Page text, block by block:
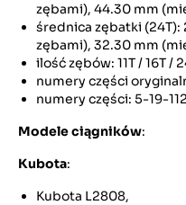
zębami), 44.30 mm
średnica zębatki
zębami), 32.30 mm
ilość zębów: 11T / 16T /
numery części
numery części: 5-19-
Modele ciągników:
Kubota:
Kubota L2808,